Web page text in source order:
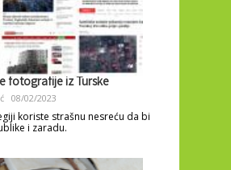
fotografije iz Turske
08/02/2023
koriste strašnu nesreću da bi
i zaradu.